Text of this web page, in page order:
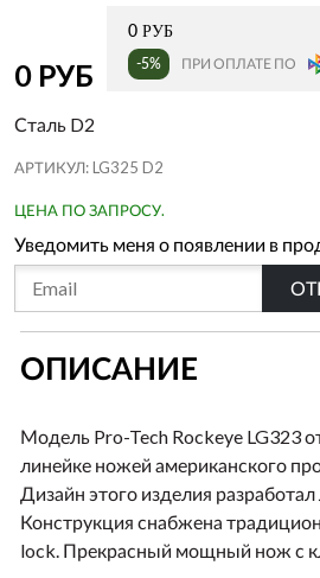
0 РУБ
0 РУБ
-5% ПРИ ОПЛАТЕ ПО
Сталь D2
АРТИКУЛ:LG325 D2
ЦЕНА ПО ЗАПРОСУ.
Уведомить меня о появлении в
ОПИСАНИЕ
Модель Pro-Tech Rockeye LG323
линейке ножей американского
Дизайн этого изделия
Конструкция снабжена
lock. Прекрасный мощный нож с